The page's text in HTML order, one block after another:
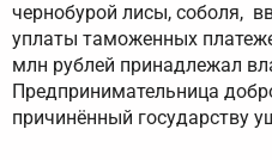
чернобурой лисы, соболя,
уплаты таможенных
млн рублей принадлежал
Предпринимательница
причинённый государству